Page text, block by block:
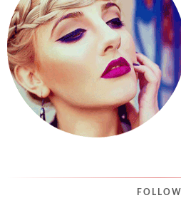
FOLLOW